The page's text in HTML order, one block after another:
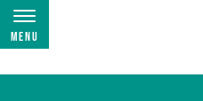
Menu